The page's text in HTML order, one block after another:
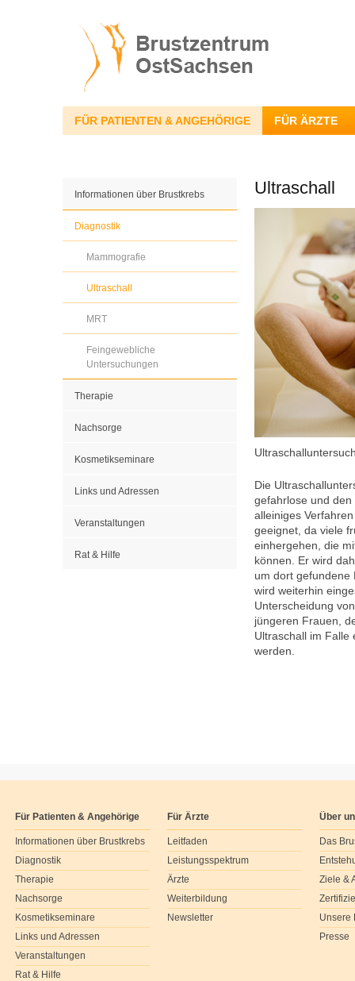
FÜR PATIENTEN & ANGEHÖRIGE FÜR ÄRZTE
Informationen über Brustkrebs
Diagnostik
Mammografie
Ultraschall
MRT
Feingewebliche
Untersuchungen
Therapie
Nachsorge
Kosmetikseminare
Links und Adressen
Veranstaltungen
Rat & Hilfe
Ultraschall
Die
gefahrlose und
alleiniges
geeignet, da viele
einhergehen, die
können. Er wird
um dort gefundene
wird weiterhin
Unterscheidung
jüngeren Frauen,
Ultraschall im Falle
werden.
Für Patienten & Angehörige
Informationen über Brustkrebs
Diagnostik
Therapie
Nachsorge
Kosmetikseminare
Links und Adressen
Veranstaltungen
Rat & Hilfe
Für Ärzte
Leitfaden
Leistungsspektrum
Ärzte
Weiterbildung
Newsletter
Über
Das
Ziele &
Unsere
Presse